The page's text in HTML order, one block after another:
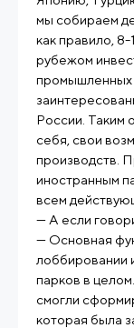
мы собираем
как правило, 8-
рубежом
промышленных
России. Таким
себя, свои
производств.
иностранным
всем
— А если
— Основная
лоббировании
парков в
смогли
которая была